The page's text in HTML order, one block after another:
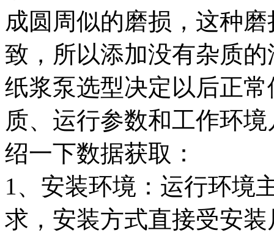
成圆周似的磨损，这种
致，所以添加没有杂质的
纸浆泵选型决定以后正
质、运行参数和工作环
绍一下数据获取：
1、安装环境：运行环境
求，安装方式直接受安